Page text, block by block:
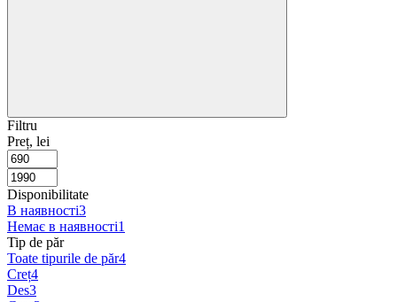
Filtru
Preț, lei
Disponibilitate
В наявності3
Немає в наявності1
Tip de păr
Toate tipurile de păr4
Creț4
Des3